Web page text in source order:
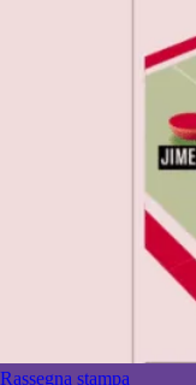
Rassegna stampa